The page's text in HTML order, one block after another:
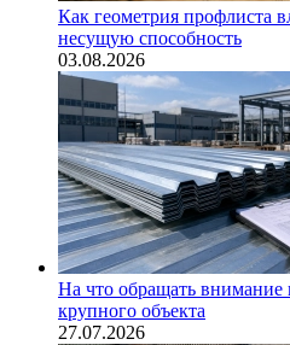
Как геометрия профлиста
несущую способность
03.08.2026
На что обращать внимание
крупного объекта
27.07.2026